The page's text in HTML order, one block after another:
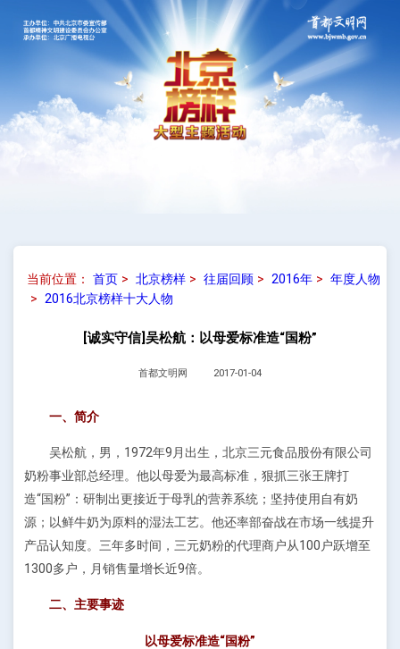
当前位置： 首页> 北京榜样> 往届回顾> 2016年> 年度人物
> 2016北京榜样十大人物
[诚实守信]吴松航：以母爱标准造“国粉”
首都文明网 2017-01-04
一、简介
吴松航，男，1972年9月出生，北京三元食品股份有限公司
奶粉事业部总经理。他以母爱为最高标准，狠抓三张王牌打
造“国粉”：研制出更接近于母乳的营养系统；坚持使用自有奶
源；以鲜牛奶为原料的湿法工艺。他还率部奋战在市场一线提升
产品认知度。三年多时间，三元奶粉的代理商户从100户跃增至
1300多户，月销售量增长近9倍。
二、主要事迹
以母爱标准造“国粉”